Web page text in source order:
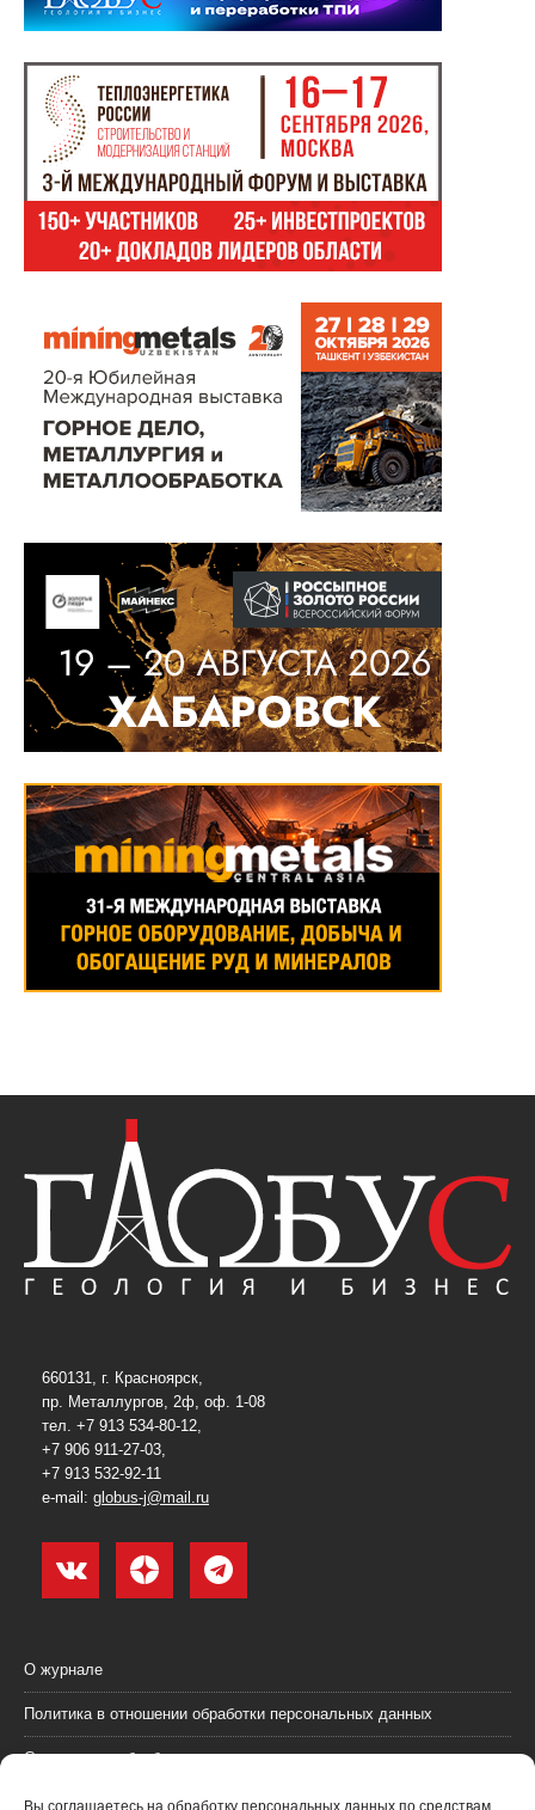
Вы соглашаетесь на обработку персональных данных по средствам
660131, г. Красноярск,
пр. Металлургов, 2ф, оф. 1-08
тел. +7 913 534-80-12,
+7 906 911-27-03,
+7 913 532-92-11
e-mail: globus-j@mail.ru
О журнале
Политика в отношении обработки персональных данных
Согласие на обработку персональных данных
Пользовательское соглашение (оферта)